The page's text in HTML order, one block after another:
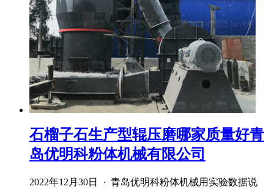
石榴子石生产型辊压磨哪家质量好青
岛优明科粉体机械有限公司
2022年12月30日 · 青岛优明科粉体机械用实验数据说